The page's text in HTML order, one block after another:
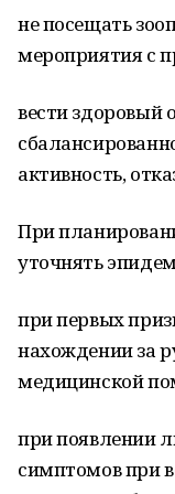
не посещать
мероприятия с
вести здоровый
активность,
При
уточнять
при первых
нахождении за
медицинской
при появлении
симптомов при